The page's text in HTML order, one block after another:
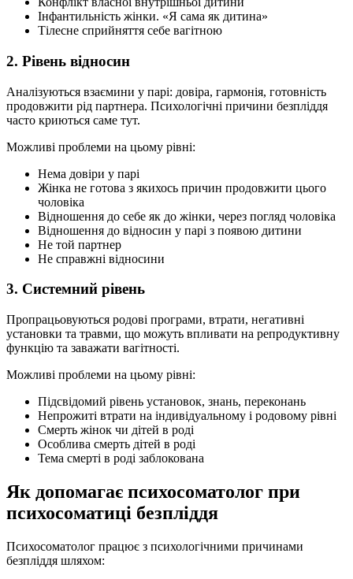
Інфантильність жінки. «Я сама як дитина»
Тілесне сприйняття себе вагітною
2. Рівень відносин
Аналізуються взаємини у парі: довіра, гармонія, готовність
продовжити рід партнера. Психологічні причини безпліддя
часто криються саме тут.
Можливі проблеми на цьому рівні:
Нема довіри у парі
Жінка не готова з якихось причин продовжити цього
чоловіка
Відношення до себе як до жінки, через погляд чоловіка
Відношення до відносин у парі з появою дитини
Не той партнер
Не справжні відносини
3. Системний рівень
Пропрацьовуються родові програми, втрати, негативні
установки та травми, що можуть впливати на репродуктивну
функцію та заважати вагітності.
Можливі проблеми на цьому рівні:
Підсвідомий рівень установок, знань, переконань
Непрожиті втрати на індивідуальному і родовому рівні
Смерть жінок чи дітей в роді
Особлива смерть дітей в роді
Тема смерті в роді заблокована
Як допомагає психосоматолог при
психосоматиці безпліддя
Психосоматолог працює з психологічними причинами
безпліддя шляхом: